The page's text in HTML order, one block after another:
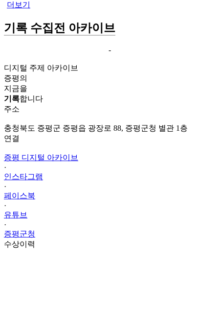
더보기
기록 수집전 아카이브
-
디지털 주제 아카이브
증평의
지금을
기록합니다
주소
충청북도 증평군 증평읍 광장로 88, 증평군청 별관 1층
연결
증평 디지털 아카이브
·
인스타그램
·
페이스북
·
유튜브
·
증평군청
수상이력